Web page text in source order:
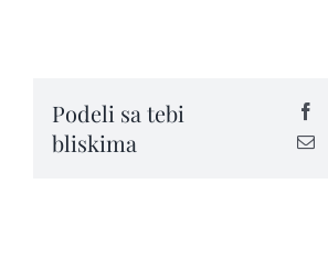
quantity
Podeli sa tebi
bliskima